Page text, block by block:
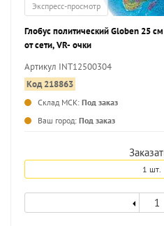
Экспресс-просмотр
Глобус политический Globen 25
от сети, VR- очки
Артикул INT12500304
Код 218863
Склад МСК: Под заказ
Ваш город: Под заказ
1 шт.